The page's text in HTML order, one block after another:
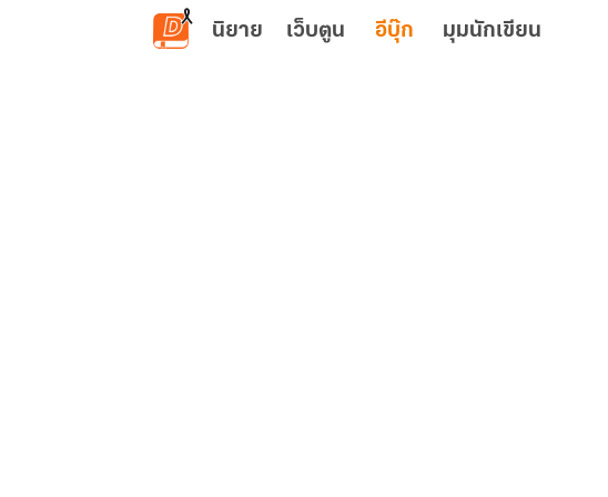
ข้ามไปยังเนื้อหาหลัก
นิยาย เว็บตูน อีบุ๊ก มุมนักเขียน